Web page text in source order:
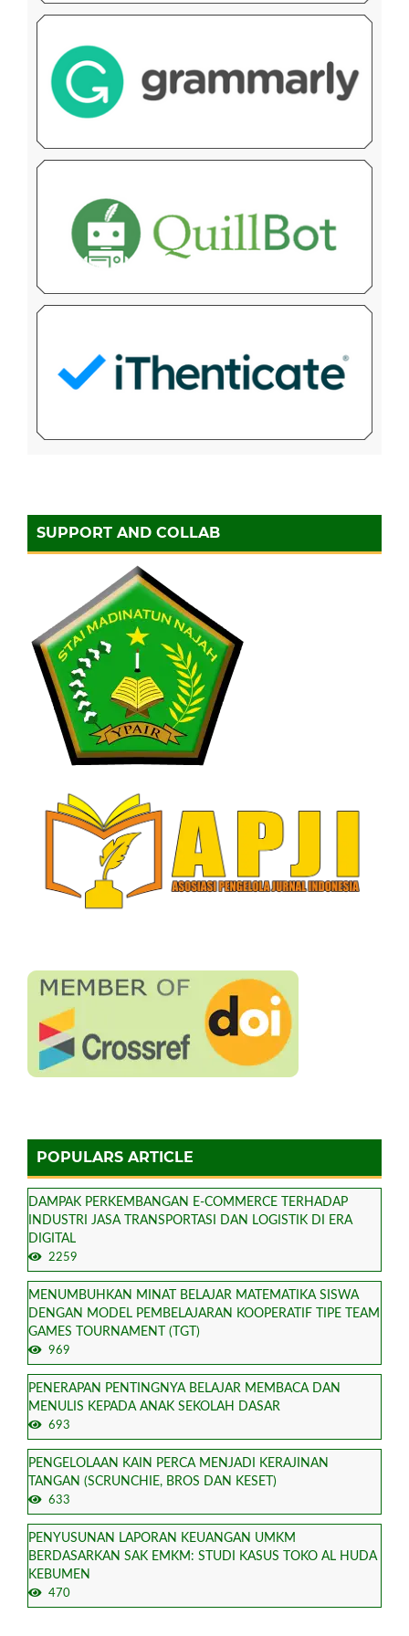
SUPPORT AND COLLAB
POPULARS ARTICLE
DAMPAK PERKEMBANGAN E-COMMERCE TERHADAP
INDUSTRI JASA TRANSPORTASI DAN LOGISTIK DI ERA
DIGITAL
2259
MENUMBUHKAN MINAT BELAJAR MATEMATIKA SISWA
DENGAN MODEL PEMBELAJARAN KOOPERATIF TIPE TEAM
GAMES TOURNAMENT (TGT)
969
PENERAPAN PENTINGNYA BELAJAR MEMBACA DAN
MENULIS KEPADA ANAK SEKOLAH DASAR
693
PENGELOLAAN KAIN PERCA MENJADI KERAJINAN
TANGAN (SCRUNCHIE, BROS DAN KESET)
633
PENYUSUNAN LAPORAN KEUANGAN UMKM
BERDASARKAN SAK EMKM: STUDI KASUS TOKO AL HUDA
KEBUMEN
470